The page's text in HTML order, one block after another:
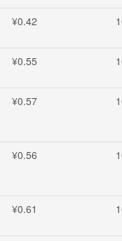
¥0.42
¥0.55
¥0.57
¥0.56
¥0.61